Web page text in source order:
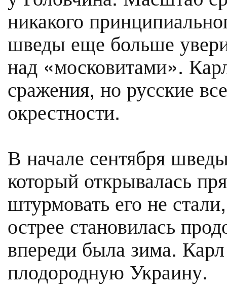
никакого
шведы еще больше
над «московитами».
сражения, но русские
окрестности.
В начале сентября
который открывалась
штурмовать его не
острее становилась
впереди была зима.
плодородную Украину.